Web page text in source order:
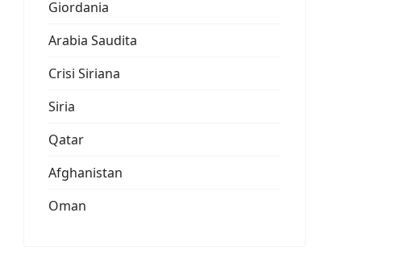
Giordania
Arabia Saudita
Crisi Siriana
Siria
Qatar
Afghanistan
Oman